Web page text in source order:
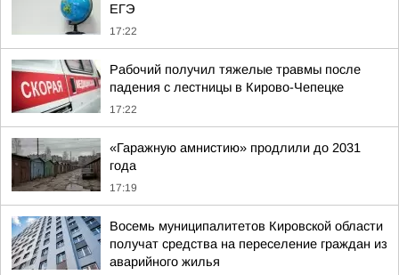
ЕГЭ
17:22
Рабочий получил тяжелые травмы после
падения с лестницы в Кирово-Чепецке
17:22
«Гаражную амнистию» продлили до 2031
года
17:19
Восемь муниципалитетов Кировской области
получат средства на переселение граждан из
аварийного жилья